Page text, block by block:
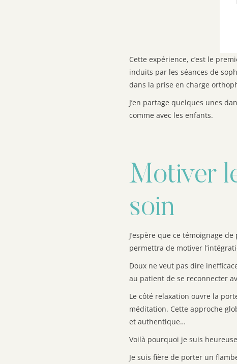
Cette expérience, c’est le
induits par les séances de
dans la prise en charge
J’en partage quelques unes
comme avec les enfants.
Motiver
soin
J’espère que ce témoignage
permettra de motiver
Doux ne veut pas dire
au patient de se reconnecter
Le côté relaxation ouvre la
méditation. Cette approche
et authentique…
Voilà pourquoi je suis
Je suis fière de porter un